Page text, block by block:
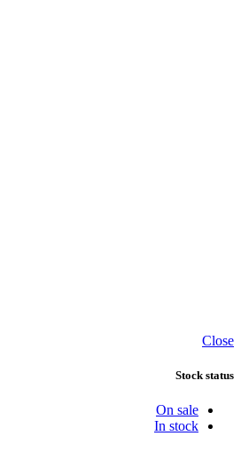
Close
Stock status
On sale
In stock